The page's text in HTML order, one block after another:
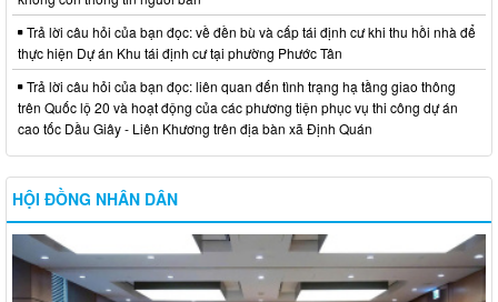
Trả lời câu hỏi của bạn đọc: về đền bù và cấp tái định cư khi thu hồi nhà để
thực hiện Dự án Khu tái định cư tại phường Phước Tân
Trả lời câu hỏi của bạn đọc: liên quan đến tình trạng hạ tầng giao thông
trên Quốc lộ 20 và hoạt động của các phương tiện phục vụ thi công dự án
cao tốc Dầu Giây - Liên Khương trên địa bàn xã Định Quán
HỘI ĐỒNG NHÂN DÂN